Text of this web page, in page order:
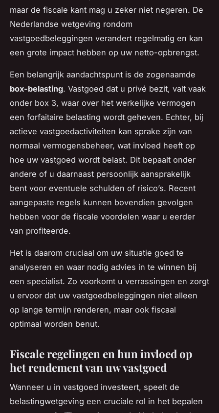
maar de fiscale kant mag u zeker niet negeren. De
Nederlandse wetgeving rondom
vastgoedbeleggingen verandert regelmatig en kan
een grote impact hebben op uw netto-opbrengst.
Een belangrijk aandachtspunt is de zogenaamde
box-belasting. Vastgoed dat u privé bezit, valt vaak
onder box 3, waar over het werkelijke vermogen
een forfaitaire belasting wordt geheven. Echter, bij
actieve vastgoedactiviteiten kan sprake zijn van
normaal vermogensbeheer, wat invloed heeft op
hoe uw vastgoed wordt belast. Dit bepaalt onder
andere of u daarnaast persoonlijk aansprakelijk
bent voor eventuele schulden of risico’s. Recent
aangepaste regels kunnen bovendien gevolgen
hebben voor de fiscale voordelen waar u eerder
van profiteerde.
Het is daarom cruciaal om uw situatie goed te
analyseren en waar nodig advies in te winnen bij
een specialist. Zo voorkomt u verrassingen en zorgt
u ervoor dat uw vastgoedbeleggingen niet alleen
op lange termijn renderen, maar ook fiscaal
optimaal worden benut.
Fiscale regelingen en hun invloed op
het rendement van uw vastgoed
Wanneer u in vastgoed investeert, speelt de
belastingwetgeving een cruciale rol in het bepalen